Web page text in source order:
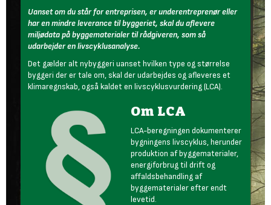
Uanset om du står for entreprisen, er underentreprenør eller
har en mindre leverance til byggeriet, skal du aflevere
miljødata på byggematerialer til rådgiveren, som så
udarbejder en livscyklusanalyse.
Det gælder alt nybyggeri uanset hvilken type og størrelse
byggeri der er tale om, skal der udarbejdes og afleveres et
klimaregnskab, også kaldet en livscyklusvurdering (LCA).
Om LCA
LCA-beregningen dokumenterer
bygningens livscyklus, herunder
produktion af byggematerialer,
energiforbrug til drift og
affaldsbehandling af
byggematerialer efter endt
levetid.